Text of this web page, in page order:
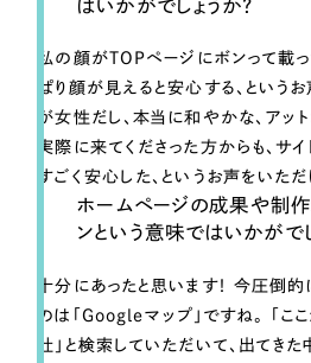
はいかがでしょうか？
私の顔がTOPページにボンって載
ぱり顔が見えると安心する、という
が女性だし、本当に和やかな、アッ
実際に来てくださった方からも、サ
すごく安心した、というお声をいた
ホームページの成果や制
ンという意味ではいかがで
十分にあったと思います！ 今圧倒
のは 「Googleマップ」 ですね。 「こ
社」と検索していただいて、出てきた